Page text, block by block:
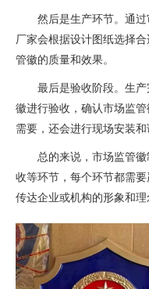
然后是生产环节。通
厂家会根据设计图纸选择
管徽的质量和效果。
最后是验收阶段。生
徽进行验收，确认市场监
需要，还会进行现场安装和
总的来说，市场监管
收等环节，每个环节都需
传达企业或机构的形象和理